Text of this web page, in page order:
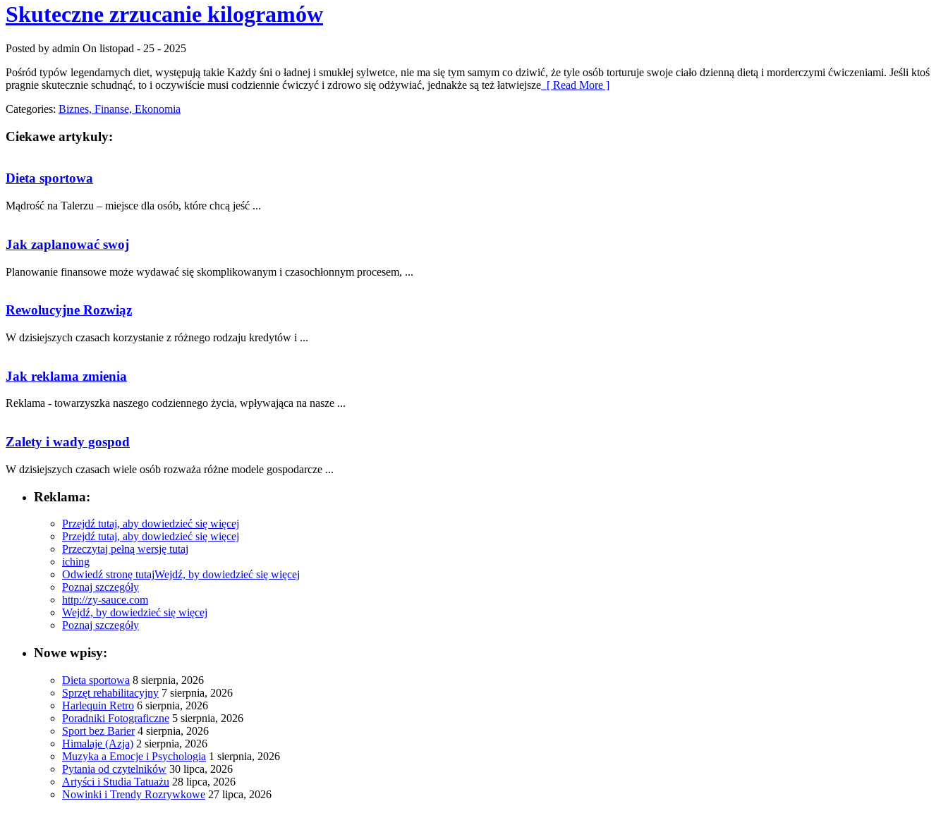
Skuteczne zrzucanie kilogramów
Posted by admin On listopad - 25 - 2025
Pośród typów legendarnych diet, występują takie Każdy śni o ładnej i smukłej sylwetce, nie ma się tym samym co dziwić, że tyle osób torturuje swoje ciało dzienną dietą i morderczymi ćwiczeniami. Jeśli ktoś
pragnie skutecznie schudnąć, to i oczywiście musi codziennie ćwiczyć i zdrowo się odżywiać, jednakże są też łatwiejsze [ Read More ]
Categories: Biznes, Finanse, Ekonomia
Ciekawe artykuly:
Dieta sportowa
Mądrość na Talerzu – miejsce dla osób, które chcą jeść ...
Jak zaplanować swoj
Planowanie finansowe może ‌wydawać​ się skomplikowanym i czasochłonnym procesem, ...
Rewolucyjne Rozwiąz
W dzisiejszych czasach ‌korzystanie z różnego rodzaju kredytów i ...
Jak reklama zmienia
Reklama‌ - towarzyszka⁣ naszego codziennego życia, wpływająca⁤ na⁤ nasze ...
Zalety i wady gospod
W​ dzisiejszych czasach wiele osób rozważa różne modele gospodarcze⁢ ...
Reklama:
Przejdź tutaj, aby dowiedzieć się więcej
Przejdź tutaj, aby dowiedzieć się więcej
Przeczytaj pełną wersję tutaj
iching
Odwiedź stronę tutajWejdź, by dowiedzieć się więcej
Poznaj szczegóły
http://zy-sauce.com
Wejdź, by dowiedzieć się więcej
Poznaj szczegóły
Nowe wpisy:
Dieta sportowa 8 sierpnia, 2026
Sprzęt rehabilitacyjny 7 sierpnia, 2026
Harlequin Retro 6 sierpnia, 2026
Poradniki Fotograficzne 5 sierpnia, 2026
Sport bez Barier 4 sierpnia, 2026
Himalaje (Azja) 2 sierpnia, 2026
Muzyka a Emocje i Psychologia 1 sierpnia, 2026
Pytania od czytelników 30 lipca, 2026
Artyści i Studia Tatuażu 28 lipca, 2026
Nowinki i Trendy Rozrywkowe 27 lipca, 2026